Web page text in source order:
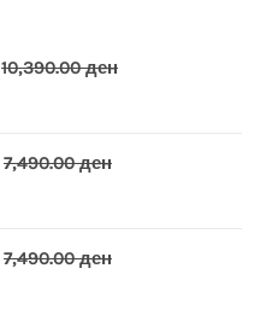
10,390.00ден
7,490.00ден
7,490.00ден